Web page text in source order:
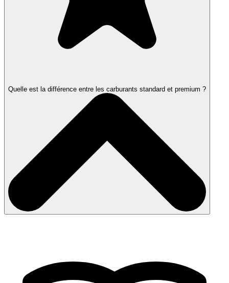
Quelle est la différence entre les carburants standard et premium ?